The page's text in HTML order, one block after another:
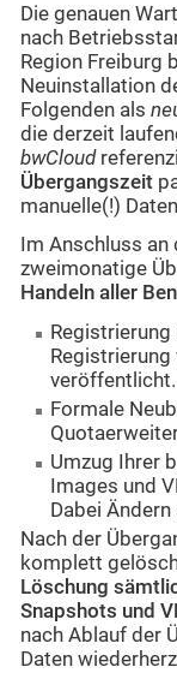
Die genauen
nach
Region Freiburg
Neuinstallation
Folgenden als
die derzeit
bwCloud
Übergangszeit
manuelle(!)
Im Anschluss
zweimonatige
Handeln aller
Registrierung
veröffentlicht.
Formale
Umzug Ihrer
Images und
Dabei
Nach der
komplett
Löschung
Snapshots und
nach Ablauf der
Daten